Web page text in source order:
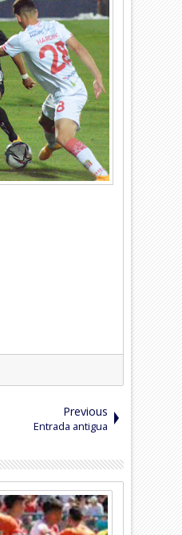
Previous
Entrada antigua